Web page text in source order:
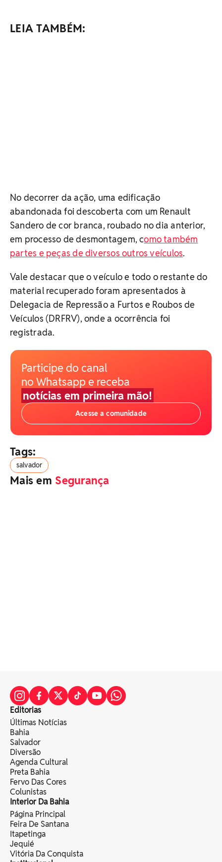
LEIA TAMBÉM:
No decorrer da ação, uma edificação
abandonada foi descoberta com um Renault
Sandero de cor branca, roubado no dia anterior,
em processo de desmontagem, como também
partes e peças de diversos outros veículos.
Vale destacar que o veículo e todo o restante do
material recuperado foram apresentados à
Delegacia de Repressão a Furtos e Roubos de
Veículos (DRFRV), onde a ocorrência foi
registrada.
Participe do canal
no Whatsapp e receba
notícias em primeira mão!
Acesse a comunidade
Tags:
salvador
Mais em Segurança
Editorias
Últimas Notícias
Bahia
Salvador
Diversão
Agenda Cultural
Preta Bahia
Fervo Das Cores
Colunistas
Interior Da Bahia
Página Principal
Feira De Santana
Itapetinga
Jequié
Vitória Da Conquista